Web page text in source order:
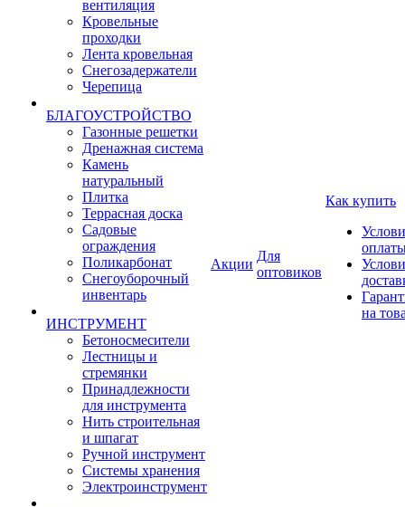
вентиляция
Кровельные
проходки
Лента кровельная
Снегозадержатели
Черепица
БЛАГОУСТРОЙСТВО
Газонные решетки
Дренажная система
Камень
натуральный
Плитка
Террасная доска
Садовые
ограждения
Поликарбонат
Снегоуборочный
инвентарь
ИНСТРУМЕНТ
Бетоносмесители
Лестницы и
стремянки
Принадлежности
для инструмента
Нить строительная
и шпагат
Ручной инструмент
Системы хранения
Электроинструмент
Акции
Для
оптовиков
Как купить
на